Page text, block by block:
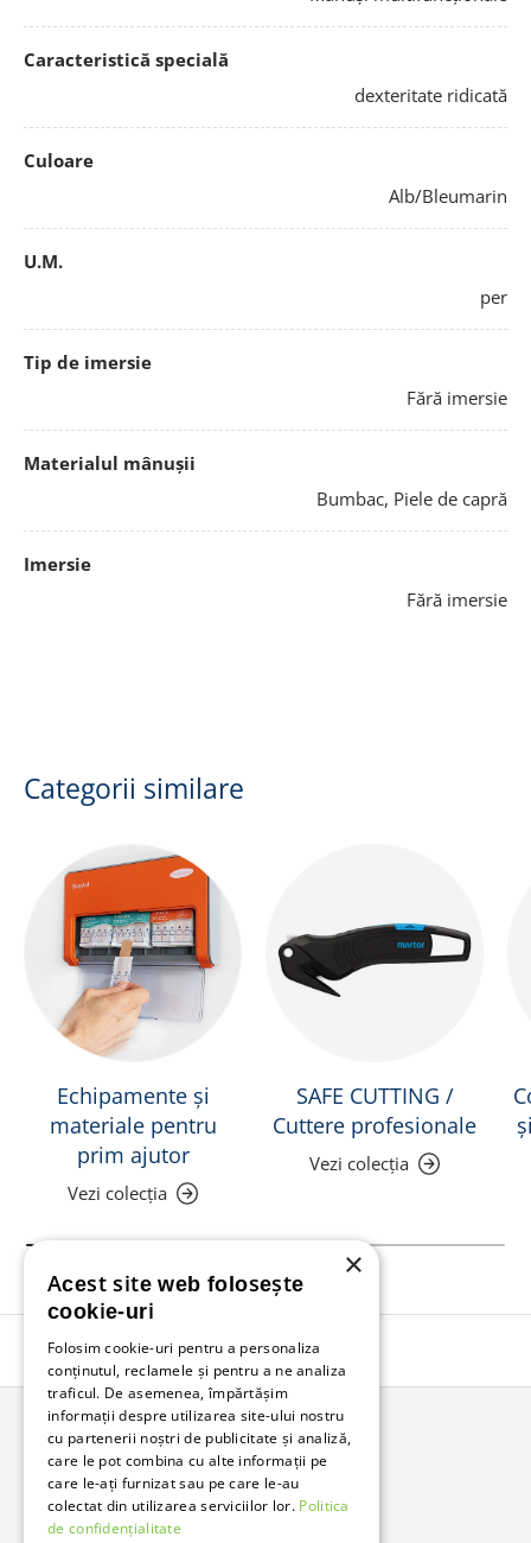
Caracteristică specială
dexteritate ridicată
Culoare
Alb/Bleumarin
U.M.
per
Tip de imersie
Fără imersie
Materialul mânușii
Bumbac, Piele de capră
Imersie
Fără imersie
Categorii similare
Echipamente și
materiale pentru
prim ajutor
Vezi colecția
SAFE CUTTING /
Cuttere profesionale
Vezi colecția
Înapoi în sus
Bunzl Romania
Soluții complete pentru afacerea ta.
×
Acest site web folosește
cookie-uri
Folosim cookie-uri pentru a personaliza
conținutul, reclamele și pentru a ne analiza
traficul. De asemenea, împărtășim
informații despre utilizarea site-ului nostru
cu partenerii noștri de publicitate și analiză,
care le pot combina cu alte informații pe
care le-ați furnizat sau pe care le-au
colectat din utilizarea serviciilor lor. Politica
de confidențialitate